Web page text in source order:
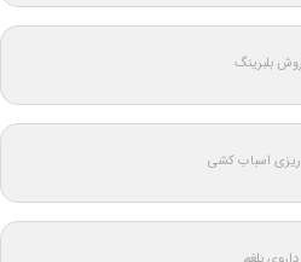
بلبرینگ
ریزی اسباب کشی